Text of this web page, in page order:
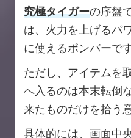
究極タイガーの序盤
は、火力を上げるパ
に使えるボンバーです
ただし、アイテムを
へ入るのは本末転倒
来たものだけを拾う
具体的には、画面中